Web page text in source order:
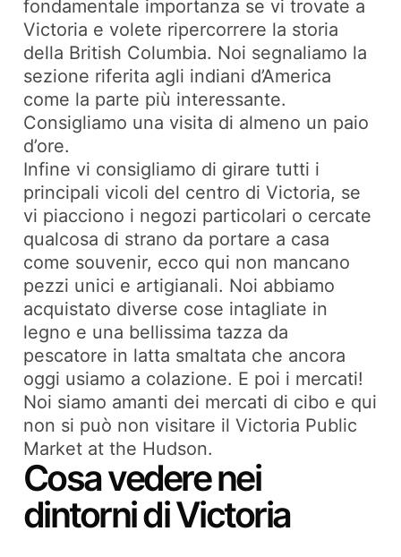
fondamentale importanza se vi trovate a
Victoria e volete ripercorrere la storia
della British Columbia. Noi segnaliamo la
sezione riferita agli indiani d’America
come la parte più interessante.
Consigliamo una visita di almeno un paio
d’ore.
Infine vi consigliamo di girare tutti i
principali vicoli del centro di Victoria, se
vi piacciono i negozi particolari o cercate
qualcosa di strano da portare a casa
come souvenir, ecco qui non mancano
pezzi unici e artigianali. Noi abbiamo
acquistato diverse cose intagliate in
legno e una bellissima tazza da
pescatore in latta smaltata che ancora
oggi usiamo a colazione. E poi i mercati!
Noi siamo amanti dei mercati di cibo e qui
non si può non visitare il Victoria Public
Market at the Hudson.
Cosa vedere nei
dintorni di Victoria